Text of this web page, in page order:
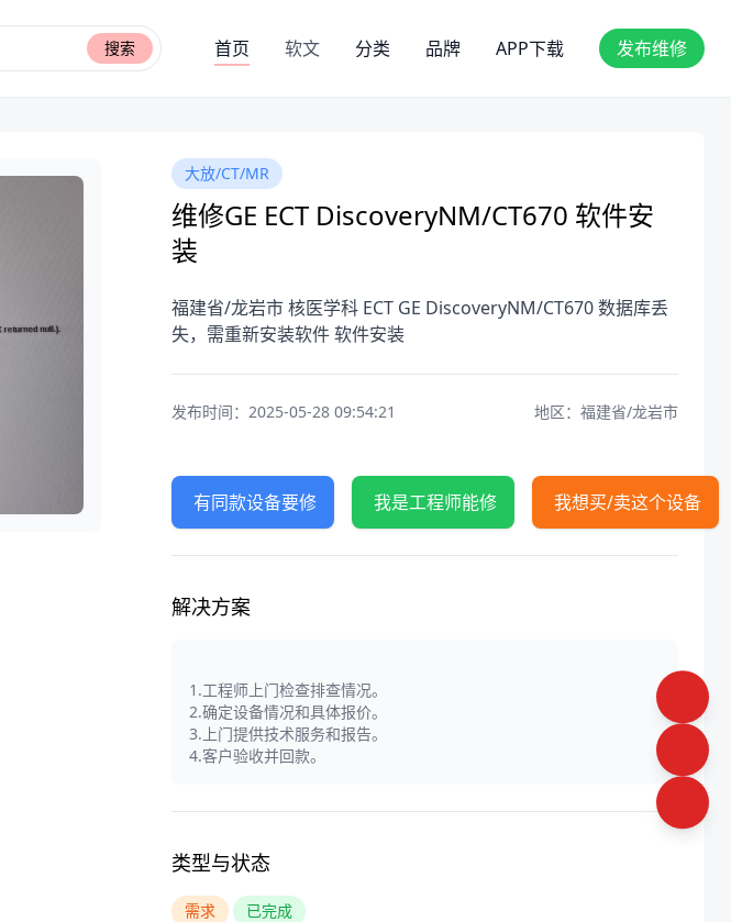
搜索 首页 软文 分类 品牌 APP下载 发布维修
大放/CT/MR
维修GE ECT DiscoveryNM/CT670 软件安
装
福建省/龙岩市 核医学科 ECT GE DiscoveryNM/CT670 数据库丢
失，需重新安装软件 软件安装
发布时间：2025-05-28 09:54:21 地区：福建省/龙岩市
有同款设备要修 我是工程师能修 我想买/卖这个设备
解决方案
1.工程师上门检查排查情况。
2.确定设备情况和具体报价。
3.上门提供技术服务和报告。
4.客户验收并回款。
类型与状态
需求 已完成